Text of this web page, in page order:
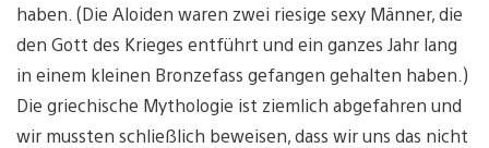
haben. (Die Aloiden waren zwei riesige sexy Männer, die
den Gott des Krieges entführt und ein ganzes Jahr lang
in einem kleinen Bronzefass gefangen gehalten haben.)
Die griechische Mythologie ist ziemlich abgefahren und
wir mussten schließlich beweisen, dass wir uns das nicht